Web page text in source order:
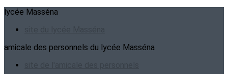
lycée Masséna
amicale des personnels du lycée Masséna